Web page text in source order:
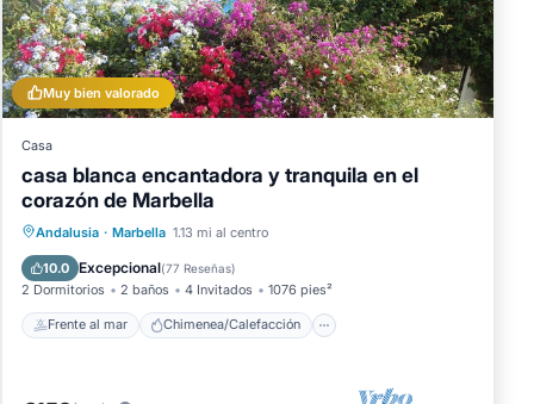
Muy bien valorado
Casa
casa blanca encantadora y tranquila en el
corazón de Marbella
Andalusia · Marbella 1.13 mi al centro
10.0 Excepcional(77 Reseñas)
2 Dormitorios 2 baños 4 Invitados 1076 pies²
Frente al mar Chimenea/Calefacción
Frente al mar
Chimenea/Calefacción
Piscina
Vista al mar